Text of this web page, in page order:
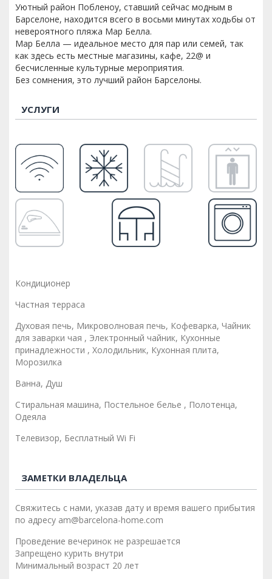
Уютный район Побленоу, ставший сейчас модным в
Барселоне, находится всего в восьми минутах ходьбы от
невероятного пляжа Мар Белла.
Мар Белла — идеальное место для пар или семей, так
как здесь есть местные магазины, кафе, 22@ и
бесчисленные культурные мероприятия.
Без сомнения, это лучший район Барселоны.
УСЛУГИ
Кондиционер
Частная терраса
Духовая печь, Микроволновая печь, Кофеварка, Чайник
для заварки чая , Электронный чайник, Кухонные
принадлежности , Холодильник, Кухонная плита,
Морозилка
Ванна, Душ
Стиральная машина, Постельное белье , Полотенца,
Одеяла
Телевизор, Бесплатный Wi Fi
ЗАМЕТКИ ВЛАДЕЛЬЦА
Свяжитесь с нами, указав дату и время вашего прибытия
по адресу am@barcelona-home.com
Проведение вечеринок не разрешается
Запрещено курить внутри
Минимальный возраст 20 лет